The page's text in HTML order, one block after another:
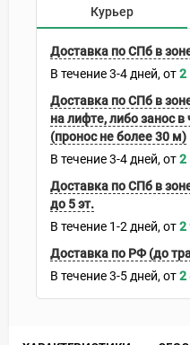
Курьер
Доставка по СПб в
В течение3-4 дней 2
Доставка по СПб в
на лифте, либо занос
(пронос не более 30 м)
В течение3-4 дней 2
Доставка по СПб в
до 5 эт.
В течение 1-2 дней 2
Доставка по РФ (до
В течение3-5 дней 2